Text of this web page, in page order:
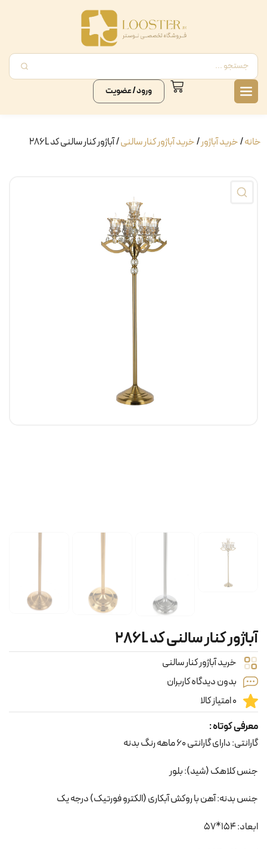
ورود / عضویت
خانه/خرید آباژور/خرید آباژور کنار سالنی/ آباژور کنار سالنی کد 286L
آباژور کنار سالنی کد 286L
خرید آباژور کنار سالنی
بدون دیدگاه کاربران
0 امتیاز کالا
معرفی کوتاه :
گارانتی: دارای گارانتی 60 ماهه رنگ بدنه
جنس کلاهک (شید): بلور
جنس بدنه: آهن با روکش آبکاری (الکترو فورتیک) درجه یک
ابعاد: 154*57